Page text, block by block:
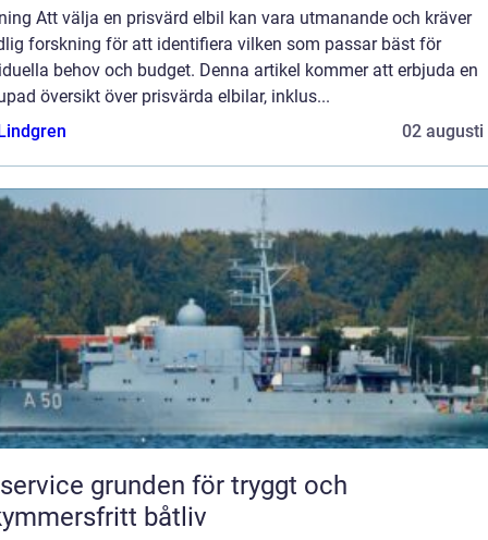
Att välja en prisvärd elbil kan vara utmanande och kräver
forskning för att identifiera vilken som passar bäst för
behov och budget. Denna artikel kommer att erbjuda en
översikt över prisvärda elbilar, inklus...
02 augusti
för tryggt och
båtliv